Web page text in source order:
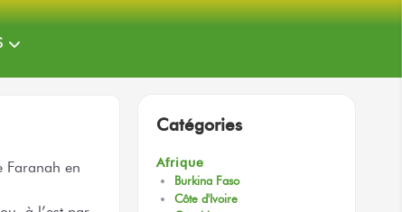
Faranah en
Catégories
Afrique
Burkina Faso
Côte d'Ivoire